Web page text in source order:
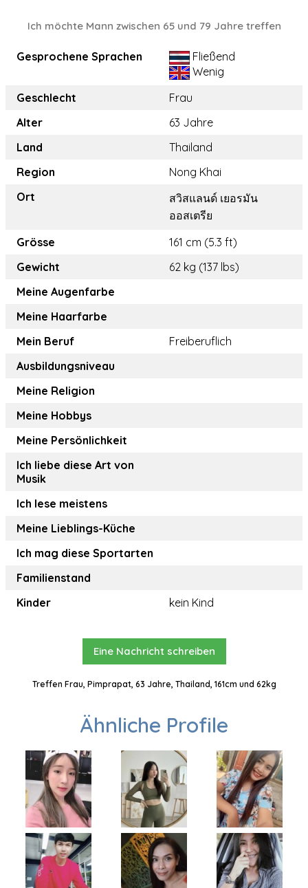
Ich möchte Mann zwischen 65 und 79 Jahre treffen
Gesprochene Sprachen
Fließend
Wenig
Geschlecht
Frau
Alter
63 Jahre
Land
Thailand
Region
Nong Khai
Ort
สวิสแลนด์ เยอรมัน
ออสเตรีย
Grösse
161 cm (5.3 ft)
Gewicht
62 kg (137 lbs)
Meine Augenfarbe
Meine Haarfarbe
Mein Beruf
Freiberuflich
Ausbildungsniveau
Meine Religion
Meine Hobbys
Meine Persönlichkeit
Ich liebe diese Art von
Musik
Ich lese meistens
Meine Lieblings-Küche
Ich mag diese Sportarten
Familienstand
Kinder
kein Kind
Eine Nachricht schreiben
Treffen Frau, Pimprapat, 63 Jahre, Thailand, 161cm und 62kg
Ähnliche Profile